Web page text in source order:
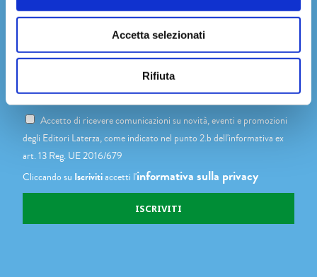
Accetta selezionati
Rifiuta
Newsletter
Dichiaro di avere più di 14 anni
Accetto di ricevere comunicazioni su novità, eventi e promozioni
degli Editori Laterza, come indicato nel punto 2.b dell'informativa ex
art. 13 Reg. UE 2016/679
Cliccando su Iscrivitiaccetti l'informativa sulla privacy